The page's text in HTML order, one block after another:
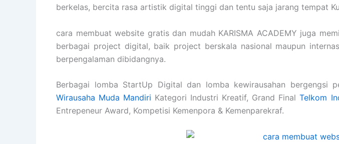
berkelas, bercita rasa artistik digital tinggi dan tentu saja jarang tempat
cara membuat website gratis dan mudah KARISMA ACADEMY juga
berbagai project digital, baik project berskala nasional maupun
berpengalaman dibidangnya.
Berbagai lomba StartUp Digital dan lomba kewirausahan bergengsi
Wirausaha Muda Mandiri Kategori Industri Kreatif, Grand FinalTelkom
Entrepeneur Award, Kompetisi Kemenpora & Kemenparekraf.